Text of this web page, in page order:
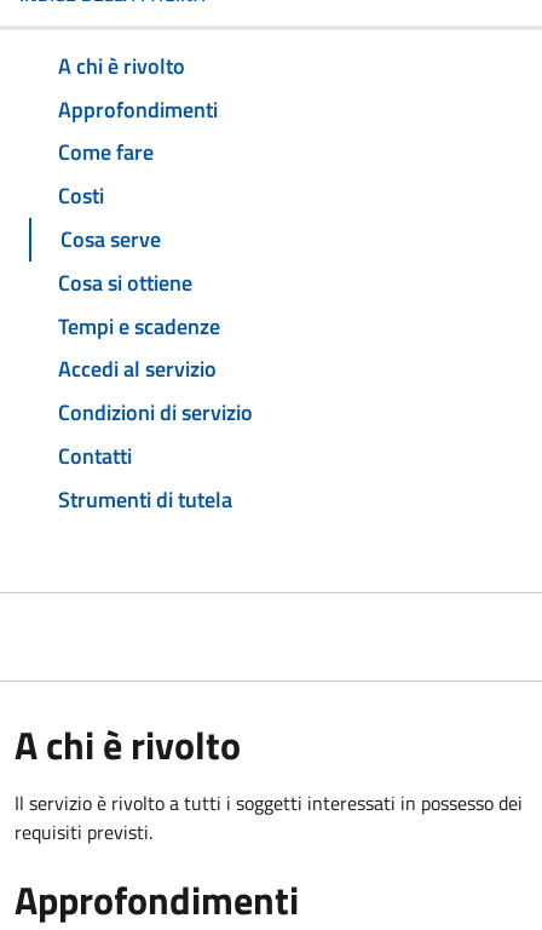
A chi è rivolto
Approfondimenti
Come fare
Costi
Cosa serve
Cosa si ottiene
Tempi e scadenze
Accedi al servizio
Condizioni di servizio
Contatti
Strumenti di tutela
A chi è rivolto
Il servizio è rivolto a tutti i soggetti interessati in possesso dei
requisiti previsti.
Approfondimenti